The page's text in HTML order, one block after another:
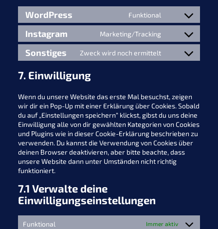
WordPress Funktional
Consent
to
service
wordpress
Instagram Marketing/Tracking
Consent
to
service
Sonstiges Zweck wird noch ermittelt
Consent
7. Einwilligung
Wenn du unsere Website das erste Mal besuchst, zeigen
wir dir ein Pop-Up mit einer Erklärung über Cookies. Sobald
du auf „Einstellungen speichern“ klickst, gibst du uns deine
Einwilligung alle von dir gewählten Kategorien von Cookies
und Plugins wie in dieser Cookie-Erklärung beschrieben zu
verwenden. Du kannst die Verwendung von Cookies über
deinen Browser deaktivieren, aber bitte beachte, dass
unsere Website dann unter Umständen nicht richtig
funktioniert.
7.1 Verwalte deine
Einwilligungseinstellungen
Funktional Immer aktiv